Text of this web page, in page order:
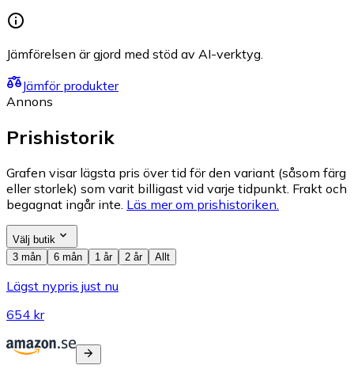
Jämförelsen är gjord med stöd av AI-verktyg.
Jämför produkter
Annons
Prishistorik
Grafen visar lägsta pris över tid för den variant (såsom färg
eller storlek) som varit billigast vid varje tidpunkt. Frakt och
begagnat ingår inte. Läs mer om prishistoriken.
Välj butik
3 mån
6 mån 1 år 2 år Allt
Lägst nypris just nu
654 kr